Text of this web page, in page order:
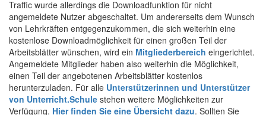
Traffic wurde allerdings die Downloadfunktion für nicht
angemeldete Nutzer abgeschaltet. Um andererseits dem Wunsch
von Lehrkräften entgegenzukommen, die sich weiterhin eine
kostenlose Downloadmöglichkeit für einen großen Teil der
Arbeitsblätter wünschen, wird ein Mitgliederbereich eingerichtet.
Angemeldete Mitglieder haben also weiterhin die Möglichkeit,
einen Teil der angebotenen Arbeitsblätter kostenlos
herunterzuladen. Für alle Unterstützerinnen und Unterstützer
von Unterricht.Schule stehen weitere Möglichkeiten zur
Verfügung. Hier finden Sie eine Übersicht dazu. Sollten Sie